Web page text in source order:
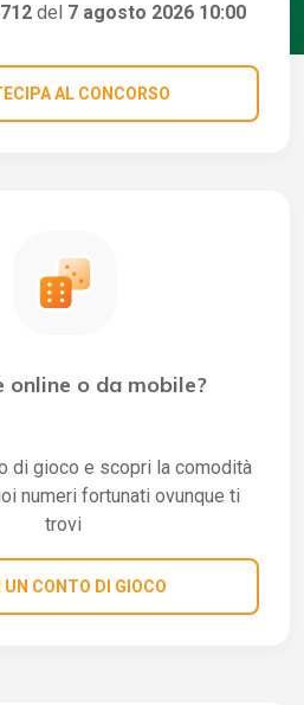
del 7 agosto 2026 10:00
AL CONCORSO
online o da mobile?
di gioco e scopri la comodità
numeri fortunati ovunque ti
trovi
UN CONTO DI GIOCO